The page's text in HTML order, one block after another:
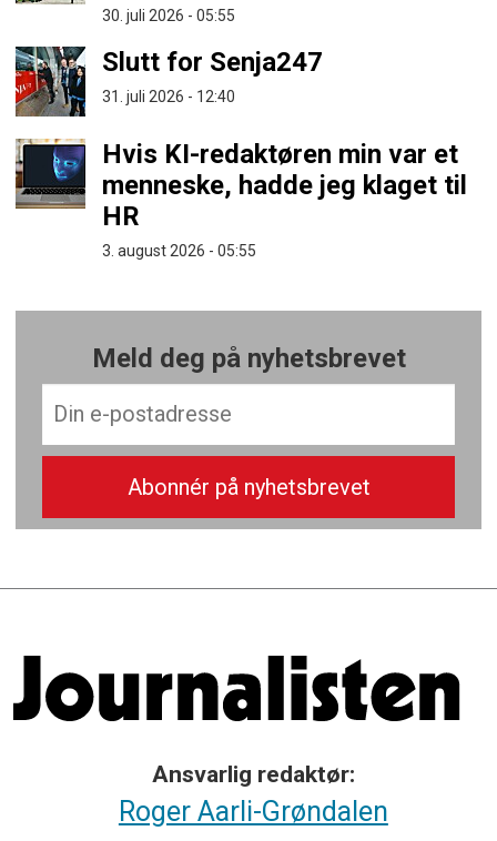
30. juli 2026 - 05:55
Slutt for Senja247
31. juli 2026 - 12:40
Hvis KI-redaktøren min var et
menneske, hadde jeg klaget til
HR
3. august 2026 - 05:55
Meld deg på nyhetsbrevet
Ansvarlig redaktør:
Roger Aarli-Grøndalen